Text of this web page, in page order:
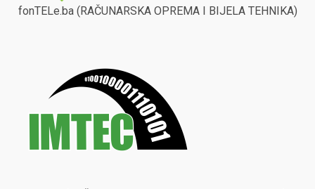
fonTELe.ba (RAČUNARSKA OPREMA I BIJELA TEHNIKA)